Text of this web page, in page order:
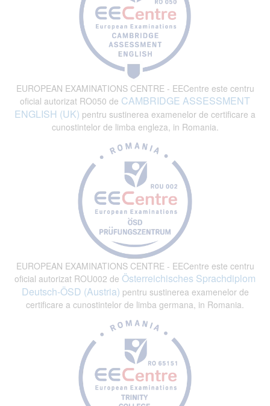
EUROPEAN EXAMINATIONS CENTRE - EECentre este centru
oficial autorizat RO050 de CAMBRIDGE ASSESSMENT
ENGLISH (UK) pentru sustinerea examenelor de certificare a
cunostintelor de limba engleza, in Romania.
EUROPEAN EXAMINATIONS CENTRE - EECentre este centru
oficial autorizat ROU002 de Österreichisches Sprachdiplom
Deutsch-ÖSD (Austria) pentru sustinerea examenelor de
certificare a cunostintelor de limba germana, in Romania.